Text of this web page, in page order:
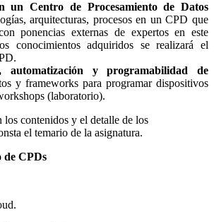
un Centro de Procesamiento de Datos
arquitecturas, procesos en un CPD que
ponencias externas de expertos en este
conocimientos adquiridos se realizará el
automatización y programabilidad de
y frameworks para programar dispositivos
(laboratorio).
los contenidos y el detalle de los
el temario de la asignatura.
de CPDs